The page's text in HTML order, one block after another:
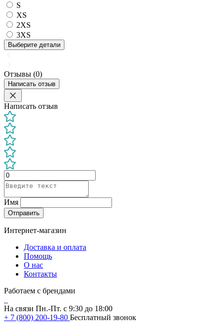
S
XS
2XS
3XS
Выберите детали
Отзывы (0)
Написать отзыв
Написать отзыв
Имя
Отправить
Интернет-магазин
Доставка и оплата
Помощь
О нас
Контакты
Работаем с брендами
На связи Пн.-Пт. с 9:30 до 18:00
+ 7 (800) 200-19-80 Бесплатный звонок